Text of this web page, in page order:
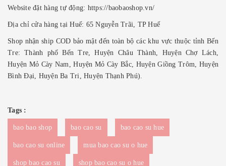
Website đặt hàng tự động: https://baobaoshop.vn/
Địa chỉ cửa hàng tại Huế: 65 Nguyễn Trãi, TP Huế
Shop nhận ship COD bảo mật đến toàn bộ các khu vực thuộc tỉnh Bến
Tre: Thành phố Bến Tre, Huyện Châu Thành, Huyện Chợ Lách,
Huyện Mỏ Cày Nam, Huyện Mỏ Cày Bắc, Huyện Giồng Trôm, Huyện
Bình Đại, Huyện Ba Tri, Huyện Thạnh Phú).
Tags :
bao bao shop bao cao su bao cao su hue
bao cao su online mua bao cao su o hue
shop bao cao su shop bao cao su o hue